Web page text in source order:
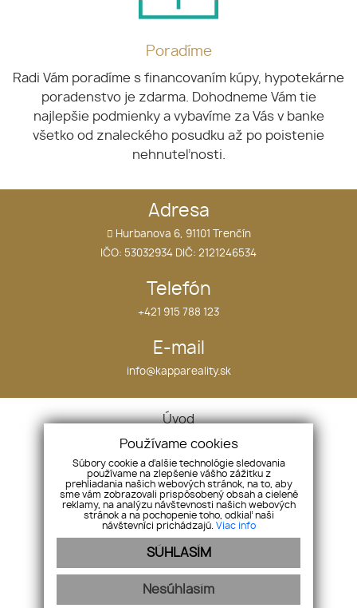
Poradíme
Radi Vám poradíme s financovaním kúpy, hypotekárne
poradenstvo je zdarma. Dohodneme Vám tie
najlepšie podmienky a vybavíme za Vás v banke
všetko od znaleckého posudku až po poistenie
nehnuteľnosti.
Adresa
Hurbanova 6, 91101 Trenčín
IČO: 53032934 DIČ: 2121246534
Telefón
+421 915 788 123
E-mail
info@kappareality.sk
Úvod
O nás
Náš tím
Referencie
Kontakt
Nehnuteľnosti
Chcem predať
Cookies
GDPR
Používame cookies
Súbory cookie a ďalšie technológie sledovania
používame na zlepšenie vášho zážitku z
prehliadania našich webových stránok, na to, aby
sme vám zobrazovali prispôsobený obsah a cielené
reklamy, na analýzu návštevnosti našich webových
stránok a na pochopenie toho, odkiaľ naši
návštevníci prichádzajú. Viac info
SÚHLASÍM
Nesúhlasím